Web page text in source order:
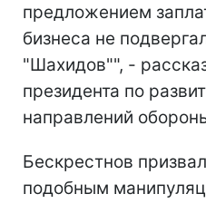
предложением
бизнеса не
"Шахидов"", -
президента по
направлений
Бескрестнов
подобным